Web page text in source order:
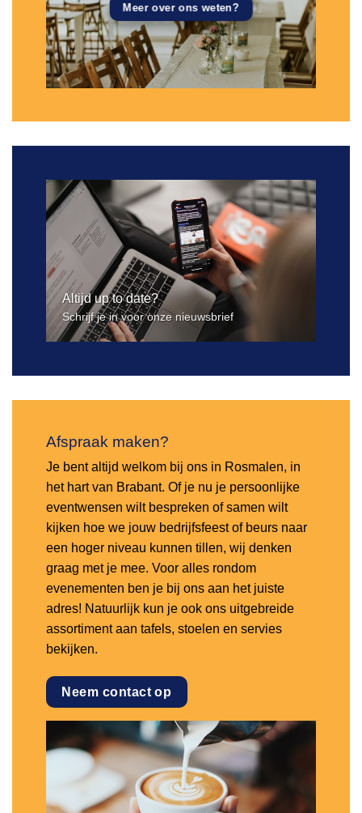
Meer over ons weten?
Altijd up to date?
Schrijf je in voor onze nieuwsbrief
Afspraak maken?
Je bent altijd welkom bij ons in Rosmalen, in
het hart van Brabant. Of je nu je persoonlijke
eventwensen wilt bespreken of samen wilt
kijken hoe we jouw bedrijfsfeest of beurs naar
een hoger niveau kunnen tillen, wij denken
graag met je mee. Voor alles rondom
evenementen ben je bij ons aan het juiste
adres! Natuurlijk kun je ook ons uitgebreide
assortiment aan tafels, stoelen en servies
bekijken.
Neem contact op